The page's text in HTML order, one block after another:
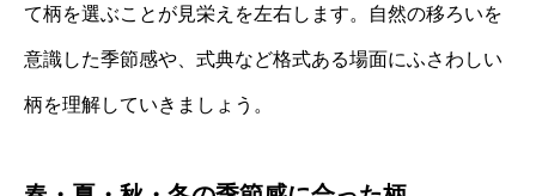
て柄を選ぶことが見栄えを左右します。自然の移ろいを
意識した季節感や、式典など格式ある場面にふさわしい
柄を理解していきましょう。